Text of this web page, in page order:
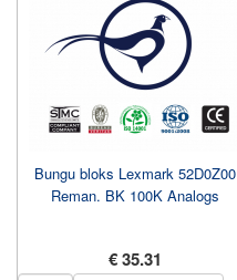
Bungu bloks Lexmark 52D0Z00
Reman. BK 100K Analogs
€ 35.31